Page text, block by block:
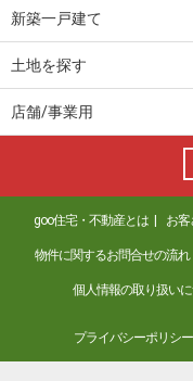
新築一戸建て
土地を探す
店舗/事業用
goo住宅・不動産とは お
物件に関するお問合せの流れ
個人情報の取り扱い
プライバシーポリシー